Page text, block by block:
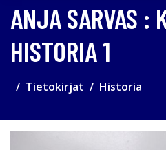
ANJA SARVAS :
HISTORIA 1
Tietokirjat Historia